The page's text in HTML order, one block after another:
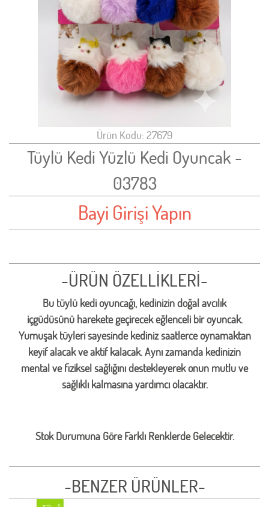
Ürün Kodu: 27679
Tüylü Kedi Yüzlü Kedi Oyuncak -
03783
Bayi Girişi Yapın
-ÜRÜN ÖZELLİKLERİ-
Bu tüylü kedi oyuncağı, kedinizin doğal avcılık
içgüdüsünü harekete geçirecek eğlenceli bir oyuncak.
Yumuşak tüyleri sayesinde kediniz saatlerce oynamaktan
keyif alacak ve aktif kalacak. Aynı zamanda kedinizin
mental ve fiziksel sağlığını destekleyerek onun mutlu ve
sağlıklı kalmasına yardımcı olacaktır.
Stok Durumuna Göre Farklı Renklerde Gelecektir.
-BENZER ÜRÜNLER-